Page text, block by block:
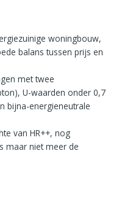
woningbouw,
balans tussen prijs en
met twee
U-waarden onder 0,7
bijna-energieneutrale
van HR++, nog
maar niet meer de